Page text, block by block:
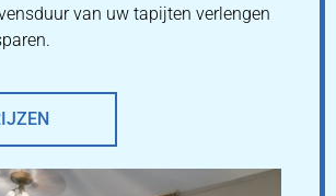
van uw tapijten verlengen